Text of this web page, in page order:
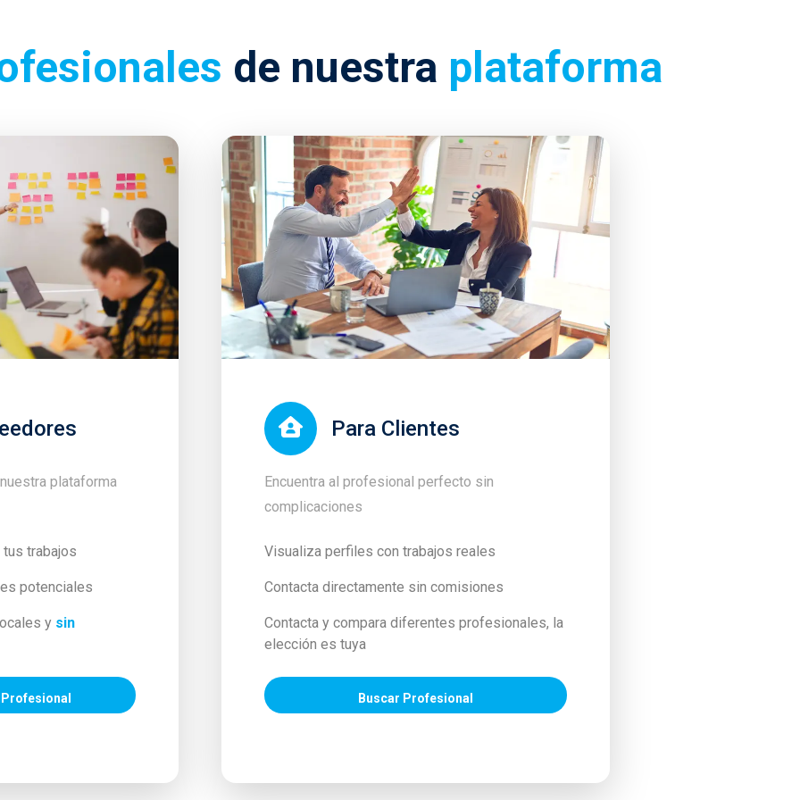
de nuestra plataforma
plataforma
trabajos
potenciales
y sin
Para Clientes
Encuentra al profesional perfecto sin
complicaciones
Visualiza perfiles con trabajos reales
Contacta directamente sin comisiones
Contacta y compara diferentes profesionales, la
elección es tuya
Buscar Profesional